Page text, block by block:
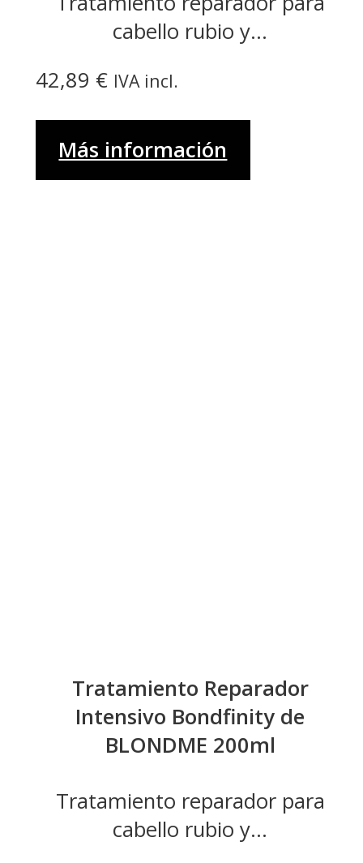
cabello rubio y...
42,89 € IVA incl.
Más información
Tratamiento Reparador
Intensivo Bondfinity de
BLONDME 200ml
Tratamiento reparador para
cabello rubio y...